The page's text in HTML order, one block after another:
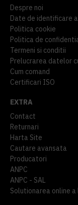
Despre noi
Date de identificare
Politica cookie
Politica de
Termeni si conditii
Prelucrarea datelor
Cum comand
Certificari ISO
EXTRA
Contact
Returnari
Harta Site
Cautare avansata
Producatori
ANPC
ANPC - SAL
Solutionarea online